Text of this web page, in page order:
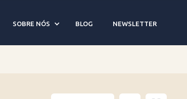
SOBRE NÓS BLOG NEWSLETTER